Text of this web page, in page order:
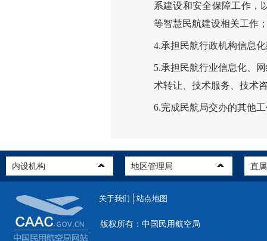
系建设和安全保障工作，
等智慧民航建设相关工作
4.承担民航行政机构信息
5.承担民航行业信息化、
术转让、技术服务、技术
6.完成民航局交办的其他
关于我们 站点地图
版权所有：中国民用航空局